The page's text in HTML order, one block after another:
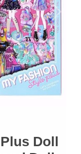
Doll